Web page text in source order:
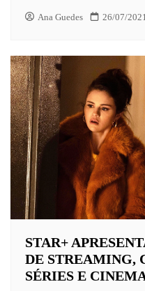
Ana Guedes 26/07/2021
STAR+
DE STREAMING,
SÉRIES E